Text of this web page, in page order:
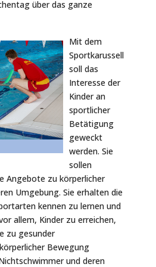
über das ganze
Mit dem
Sportkarussell
soll das
Interesse der
Kinder an
sportlicher
Betätigung
geweckt
werden. Sie
sollen
Angebote zu körperlicher
Umgebung. Sie erhalten die
kennen zu lernen und
allem, Kinder zu erreichen,
zu gesunder
Bewegung
und deren